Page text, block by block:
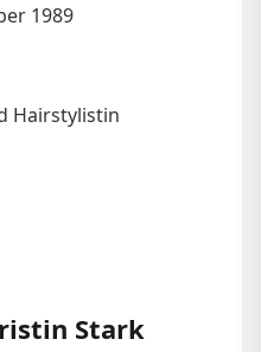
1989
Hairstylistin
Stark